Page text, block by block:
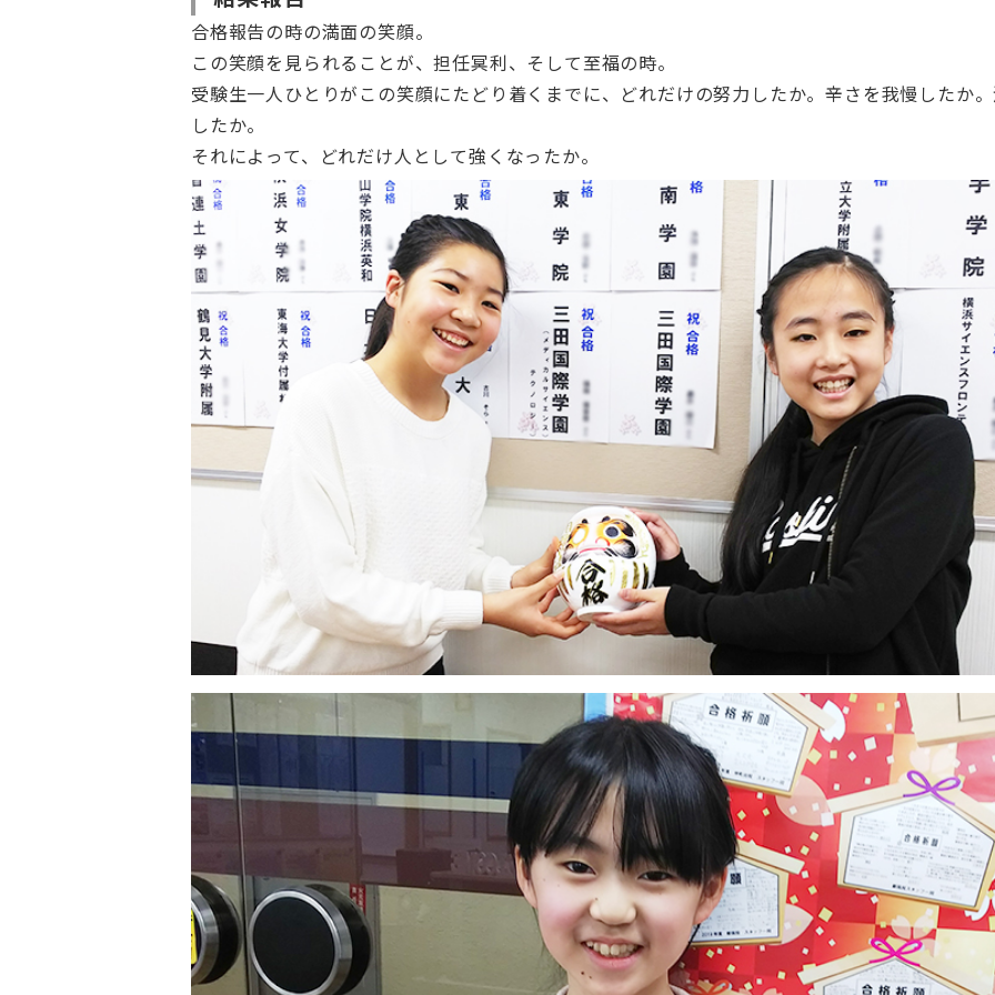
合格報告の時の満面の笑顔。
この笑顔を見られることが、担任冥利、そして至福の時。
受験生一人ひとりがこの笑顔にたどり着くまでに、どれだけの努力したか。辛さを我慢したか
したか。
それによって、どれだけ人として強くなったか。